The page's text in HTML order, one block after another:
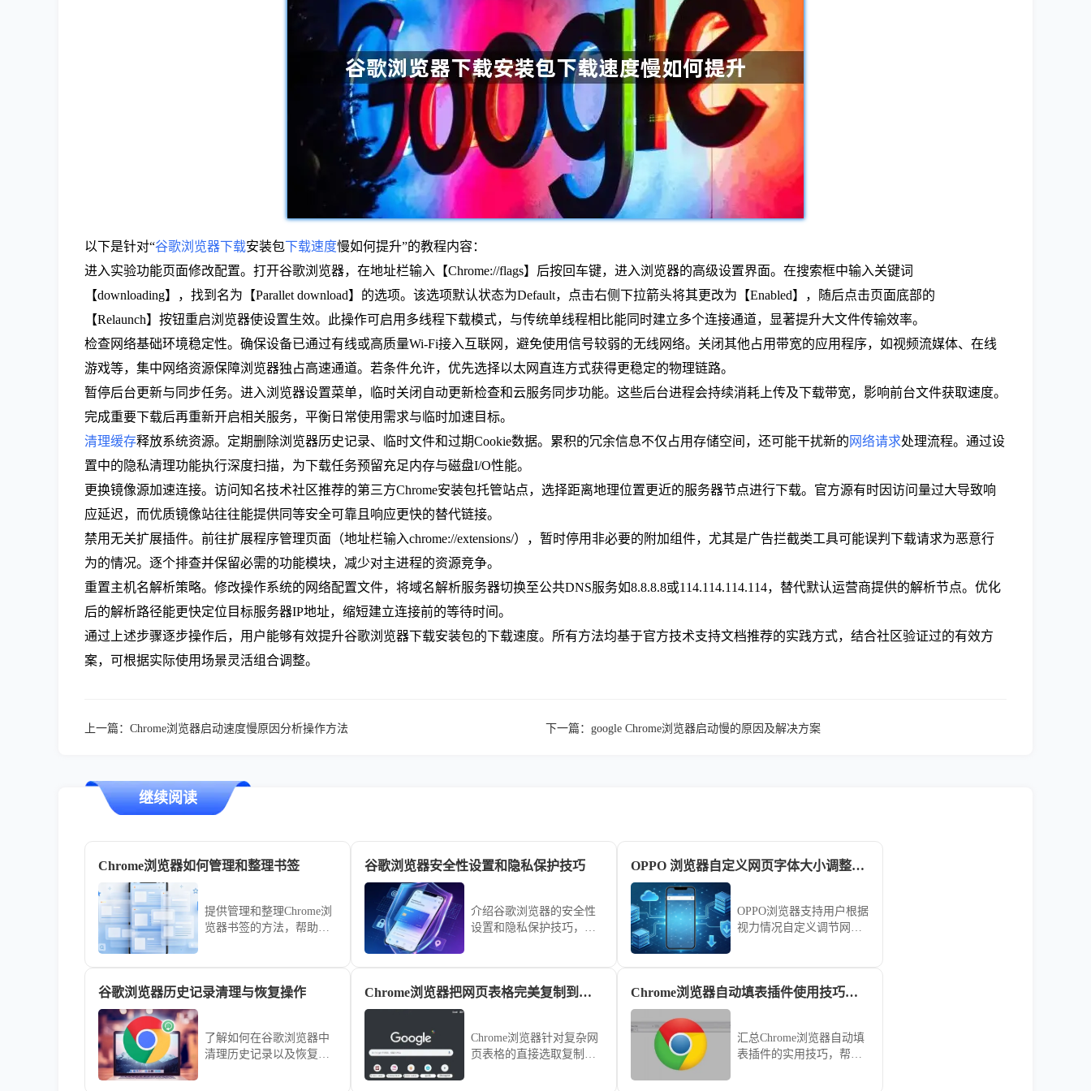
以下是针对“谷歌浏览器下载安装包下载速度慢如何提升”的教程内容：
进入实验功能页面修改配置。打开谷歌浏览器，在地址栏输入【Chrome://flags】后按回车键，进入浏览器的高级设置界面。在搜索框中输入关键词
【downloading】，找到名为【Parallet download】的选项。该选项默认状态为Default，点击右侧下拉箭头将其更改为【Enabled】，随后点击页面底部的
【Relaunch】按钮重启浏览器使设置生效。此操作可启用多线程下载模式，与传统单线程相比能同时建立多个连接通道，显著提升大文件传输效率。
检查网络基础环境稳定性。确保设备已通过有线或高质量Wi-Fi接入互联网，避免使用信号较弱的无线网络。关闭其他占用带宽的应用程序，如视频流媒体、在线
游戏等，集中网络资源保障浏览器独占高速通道。若条件允许，优先选择以太网直连方式获得更稳定的物理链路。
暂停后台更新与同步任务。进入浏览器设置菜单，临时关闭自动更新检查和云服务同步功能。这些后台进程会持续消耗上传及下载带宽，影响前台文件获取速度。
完成重要下载后再重新开启相关服务，平衡日常使用需求与临时加速目标。
清理缓存释放系统资源。定期删除浏览器历史记录、临时文件和过期Cookie数据。累积的冗余信息不仅占用存储空间，还可能干扰新的 网络请求处理流程。通过设
置中的隐私清理功能执行深度扫描，为下载任务预留充足内存与磁盘I/O性能。
更换镜像源加速连接。访问知名技术社区推荐的第三方Chrome安装包托管站点，选择距离地理位置更近的服务器节点进行下载。官方源有时因访问量过大导致响
应延迟，而优质镜像站往往能提供同等安全可靠且响应更快的替代链接。
禁用无关扩展插件。前往扩展程序管理页面（地址栏输入chrome://extensions/），暂时停用非必要的附加组件，尤其是广告拦截类工具可能误判下载请求为恶意行
为的情况。逐个排查并保留必需的功能模块，减少对主进程的资源竞争。
重置主机名解析策略。修改操作系统的网络配置文件，将域名解析服务器切换至公共DNS服务如8.8.8.8或114.114.114.114，替代默认运营商提供的解析节点。优化
后的解析路径能更快定位目标服务器IP地址，缩短建立连接前的等待时间。
通过上述步骤逐步操作后，用户能够有效提升谷歌浏览器下载安装包的下载速度。所有方法均基于官方技术支持文档推荐的实践方式，结合社区验证过的有效方
案，可根据实际使用场景灵活组合调整。
上一篇： Chrome浏览器启动速度慢原因分析操作方法 下一篇： google Chrome浏览器启动慢的原因及解决方案
继续阅读
Chrome浏览器如何管理和整理书签
提供管理和整理Chrome浏
览器书签的方法，帮助用
谷歌浏览器安全性设置和隐私保护技巧
介绍谷歌浏览器的安全性
设置和隐私保护技巧，帮
被泄露，增强网上隐私安
OPPO 浏览器自定义网页字体大小调整舒适阅读样式
OPPO浏览器支持用户根据
视力情况自定义调节网页
空间，有效缓解文字过小
验。
谷歌浏览器历史记录清理与恢复操作
了解如何在谷歌浏览器中
清理历史记录以及恢复误
Chrome浏览器把网页表格完美复制到表格软件
Chrome浏览器针对复杂网
页表格的直接选取复制常
Chrome浏览器自动填表插件使用技巧汇总
汇总Chrome浏览器自动填
表插件的实用技巧，帮助